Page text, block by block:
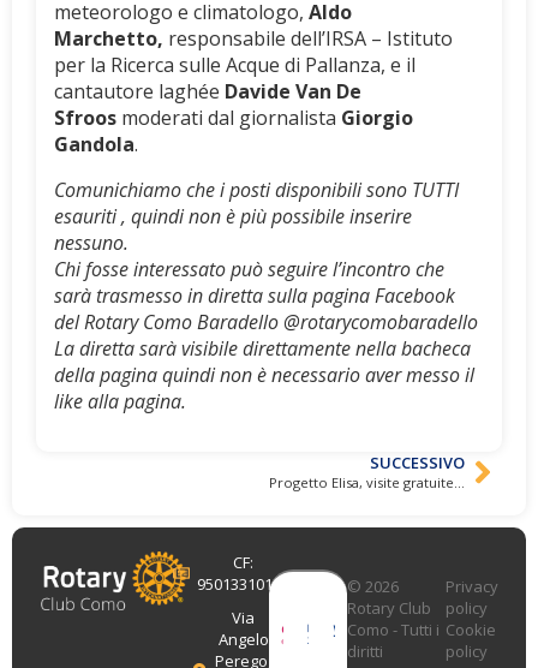
meteorologo e climatologo, Aldo
Marchetto, responsabile dell’IRSA – Istituto
per la Ricerca sulle Acque di Pallanza, e il
cantautore laghée Davide Van De
Sfroos moderati dal giornalista Giorgio
Gandola.
Comunichiamo che i posti disponibili sono TUTTI
esauriti , quindi non è più possibile inserire
nessuno.
Chi fosse interessato può seguire l’incontro che
sarà trasmesso in diretta sulla pagina Facebook
del Rotary Como Baradello @rotarycomobaradello
La diretta sarà visibile direttamente nella bacheca
della pagina quindi non è necessario aver messo il
like alla pagina.
SUCCESSIVO
Progetto Elisa, visite gratuite per la prevenzione dell’ambliopia
CF:
95013310131
Via
Angelo
Perego,
Privacy
policy
Cookie
policy
© 2026
Rotary Club
Como - Tutti i
diritti